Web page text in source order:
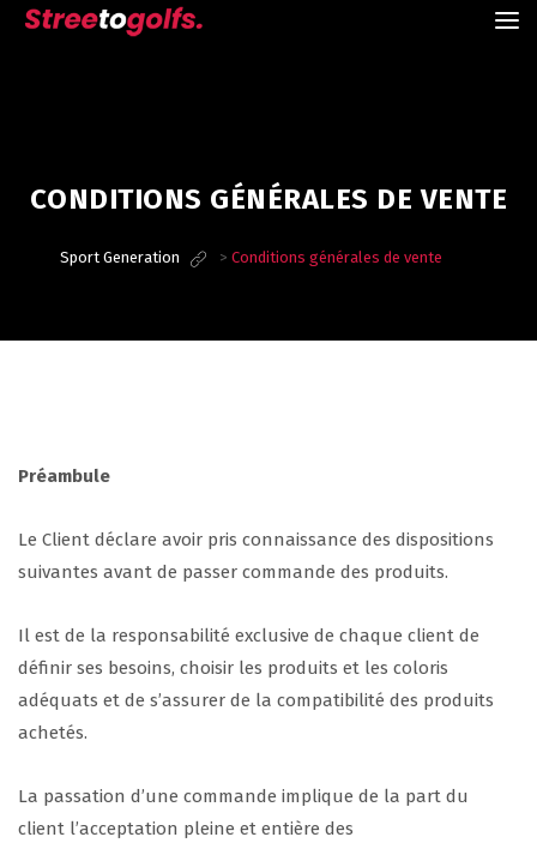
CONDITIONS GÉNÉRALES DE VENTE
Sport Generation > Conditions générales de vente
Préambule
Le Client déclare avoir pris connaissance des dispositions
suivantes avant de passer commande des produits.
Il est de la responsabilité exclusive de chaque client de
définir ses besoins, choisir les produits et les coloris
adéquats et de s’assurer de la compatibilité des produits
achetés.
La passation d’une commande implique de la part du
client l’acceptation pleine et entière des